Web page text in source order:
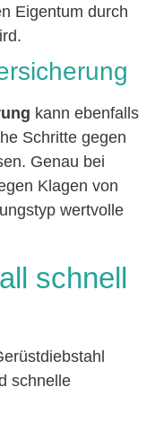
Eigentum durch
kann ebenfalls
Schritte gegen
Genau bei
Klagen von
wertvolle
schnell
schnelle